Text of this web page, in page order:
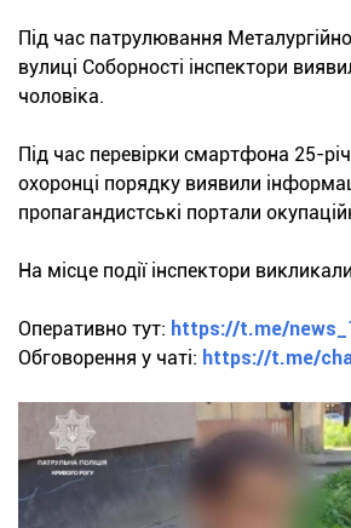
Під час патрулювання
вулиці Соборності інспектори
чоловіка.
Під час перевірки смартфона 25-
охоронці порядку виявили
пропагандистські портали
На місце події інспектори
Оперативно тут: https://t.me/
Обговорення у чаті: https://t.me/